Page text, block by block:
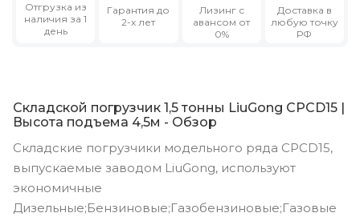
Отгрузка из
наличия за 1
день
Гарантия до
2-х лет
Лизингс
авансом от
0%
Доставка в
любую точку
РФ
Складской погрузчик 1,5 тонны LiuGong CPCD15 |
Высота подъема 4,5м - Обзор
Складские погрузчики модельного ряда CPCD15,
выпускаемые заводом LiuGong, используют
экономичные
Дизельные;Бензиновые;Газобензиновые;Газовые